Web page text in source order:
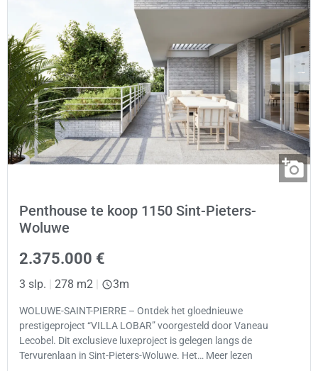
Penthouse te koop 1150 Sint-Pieters-
Woluwe
2.375.000 €
3 slp. 278 m2 3m
WOLUWE-SAINT-PIERRE – Ontdek het gloednieuwe
prestigeproject “VILLA LOBAR” voorgesteld door Vaneau
Lecobel. Dit exclusieve luxeproject is gelegen langs de
Tervurenlaan in Sint-Pieters-Woluwe. Het… Meer lezen